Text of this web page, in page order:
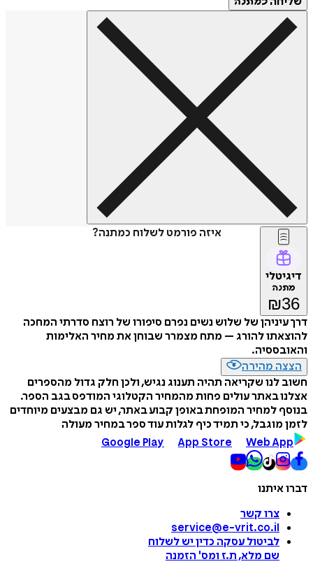
איזה פורמט לשלוח כמתנה?
דיגיטלי
מתנה
₪36
דרך עיניהן של שלוש נשים נפרם סיפורו של רוצח סדרתי המחכה
להוצאתו להורג – מתח מצמרר שבוחן את מחיר האלימות
והאובססיה.
הצצה מהירה
חשוב לנו שקריאה תהיה תענוג נגיש, ולכן חלק גדול מהספרים
אצלנו באתר עולים פחות מהמחיר הקטלוגי המודפס בגב הספר.
בנוסף למחיר המופחת באופן קבוע באתר, יש גם מבצעים מיוחדים
לזמן מוגבל, כי תמיד כיף לגלות עוד ספר במחיר מעולה
Google Play
App Store Web App
דברו איתנו
צרו קשר
service@e-vrit.co.il
לביטול עסקה כדין יש לשלוח
שם מלא, ת.ז ומס' הזמנה